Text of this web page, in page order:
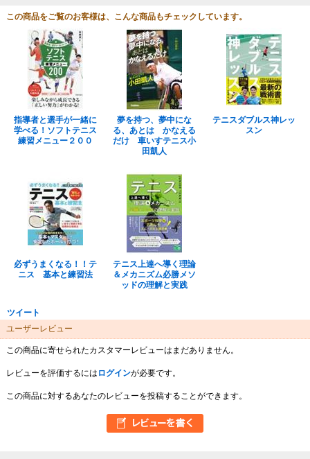
この商品をご覧のお客様は、こんな商品もチェックしています。
指導者と選手が一緒に
学べる！ソフトテニス
練習メニュー２００
夢を持つ、夢中にな
る、あとは かなえる
だけ 車いすテニス小
田凱人
テニスダブルス神レッ
スン
必ずうまくなる！！テ
ニス 基本と練習法
テニス上達へ導く理論
＆メカニズム必勝メソ
ッドの理解と実践
ツイート
ユーザーレビュー
この商品に寄せられたカスタマーレビューはまだありません。
レビューを評価するには ログインが必要です。
この商品に対するあなたのレビューを投稿することができます。